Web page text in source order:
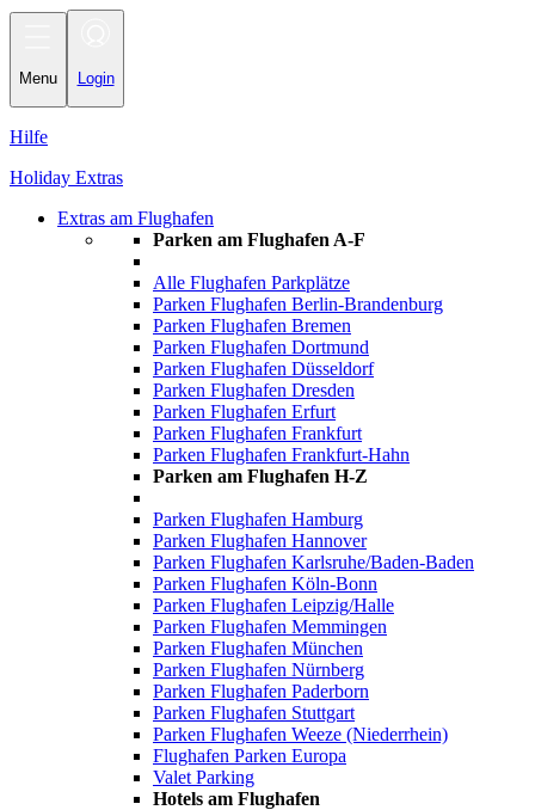
Menu
g
e
i
a
Login
Hilfe
Holiday Extras
Extras am Flughafen
Parken am Flughafen A-F
Alle Flughafen Parkplätze
Parken Flughafen Berlin-Brandenburg
Parken Flughafen Bremen
Parken Flughafen Dortmund
Parken Flughafen Düsseldorf
Parken Flughafen Dresden
Parken Flughafen Erfurt
Parken Flughafen Frankfurt
Parken Flughafen Frankfurt-Hahn
Parken am Flughafen H-Z
Parken Flughafen Hamburg
Parken Flughafen Hannover
Parken Flughafen Karlsruhe/Baden-Baden
Parken Flughafen Köln-Bonn
Parken Flughafen Leipzig/Halle
Parken Flughafen Memmingen
Parken Flughafen München
Parken Flughafen Nürnberg
Parken Flughafen Paderborn
Parken Flughafen Stuttgart
Parken Flughafen Weeze (Niederrhein)
Flughafen Parken Europa
Valet Parking
Hotels am Flughafen